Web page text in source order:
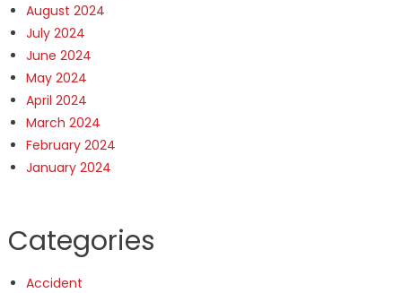
August 2024
July 2024
June 2024
May 2024
April 2024
March 2024
February 2024
January 2024
Categories
Accident